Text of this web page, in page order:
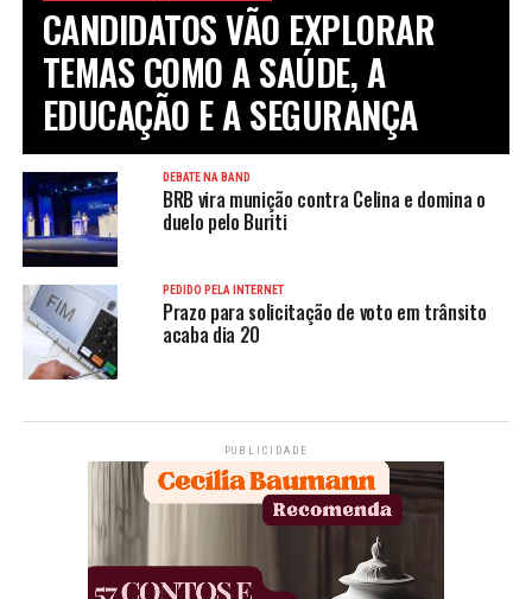
CANDIDATOS VÃO EXPLORAR
TEMAS COMO A SAÚDE, A
EDUCAÇÃO E A SEGURANÇA
DEBATE NA BAND
BRB vira munição contra Celina e domina o
duelo pelo Buriti
PEDIDO PELA INTERNET
Prazo para solicitação de voto em trânsito
acaba dia 20
PUBLICIDADE